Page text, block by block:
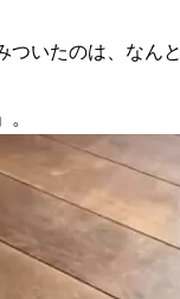
いたのは、なん